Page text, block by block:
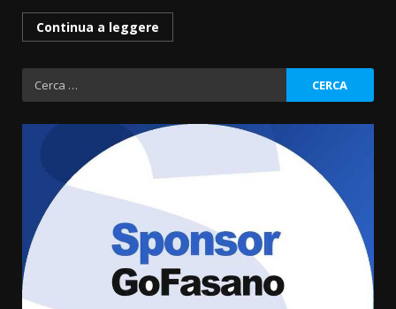
Continua a leggere
Ricerca
per:
Grande successo per la “Sagra
del Pesce Spada” a Savelletri